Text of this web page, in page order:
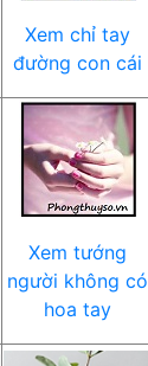
Xem chỉ tay
đường con cái
Xem tướng
người không có
hoa tay